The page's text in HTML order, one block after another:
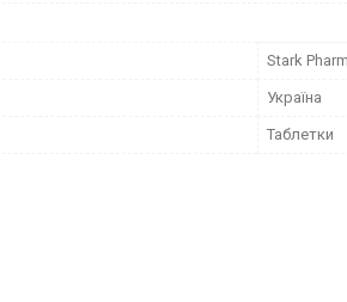
Stark
Україна
Таблетки